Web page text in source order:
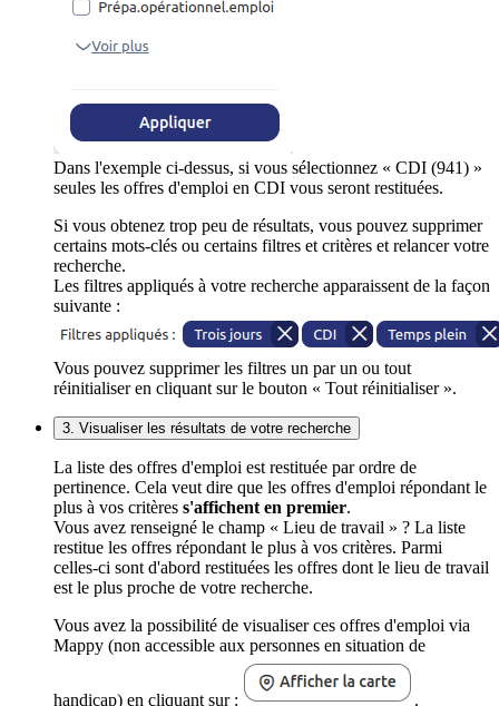
Dans l'exemple ci-dessus, si vous sélectionnez « CDI (941) »
seules les offres d'emploi en CDI vous seront restituées.
Si vous obtenez trop peu de résultats, vous pouvez supprimer
certains mots-clés ou certains filtres et critères et relancer votre
recherche.
Les filtres appliqués à votre recherche apparaissent de la façon
suivante :
Vous pouvez supprimer les filtres un par un ou tout
réinitialiser en cliquant sur le bouton « Tout réinitialiser ».
3. Visualiser les résultats de votre recherche
La liste des offres d'emploi est restituée par ordre de
pertinence. Cela veut dire que les offres d'emploi répondant le
plus à vos critères s'affichent en premier.
Vous avez renseigné le champ « Lieu de travail » ? La liste
restitue les offres répondant le plus à vos critères. Parmi
celles-ci sont d'abord restituées les offres dont le lieu de travail
est le plus proche de votre recherche.
Vous avez la possibilité de visualiser ces offres d'emploi via
Mappy (non accessible aux personnes en situation de
handicap) en cliquant sur : .